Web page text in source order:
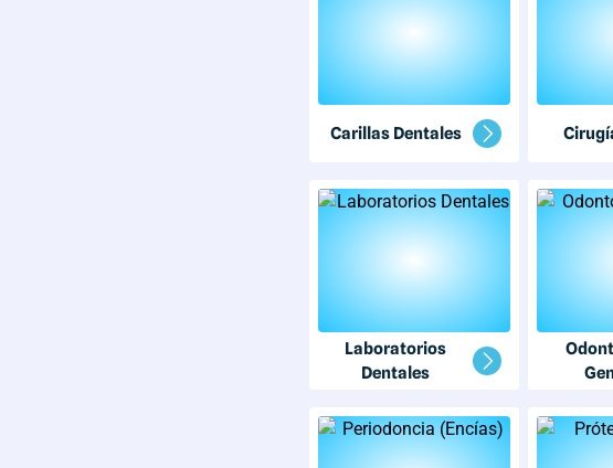
Carillas Dentales
Laboratorios
Dentales